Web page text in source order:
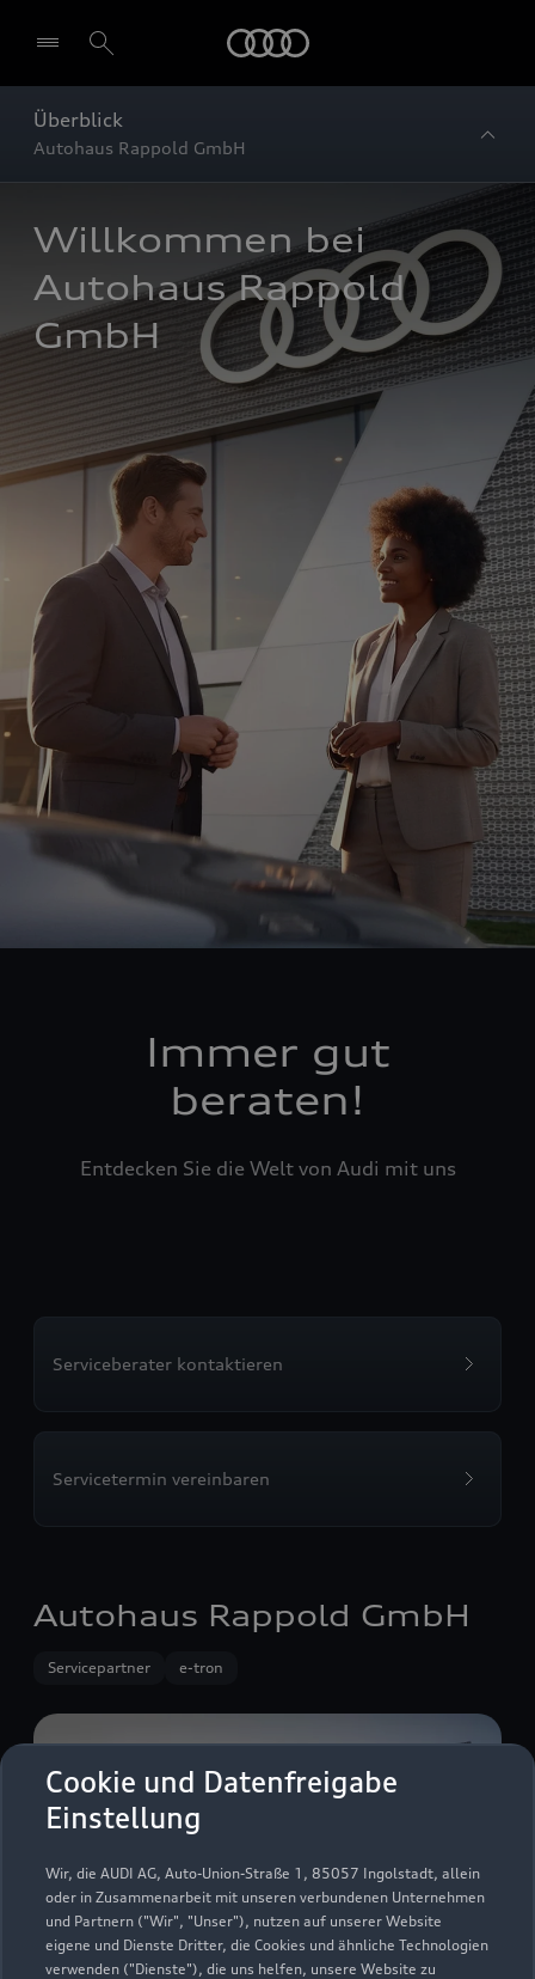
Cookie und Datenfreigabe
Einstellung
Wir, die AUDI AG, Auto-Union-Straße 1, 85057 Ingolstadt, allein
oder in Zusammenarbeit mit unseren verbundenen Unternehmen
und Partnern ("Wir", "Unser"), nutzen auf unserer Website
eigene und Dienste Dritter, die Cookies und ähnliche Technologien
verwenden ("Dienste"), die uns helfen, unsere Website zu
Überblick
Autohaus Rappold GmbH
Willkommen bei
Autohaus Rappold
GmbH
Immer gut
beraten!
Entdecken Sie die Welt von Audi mit uns
Serviceberater kontaktieren
Servicetermin vereinbaren
Autohaus Rappold GmbH
Servicepartner e-tron